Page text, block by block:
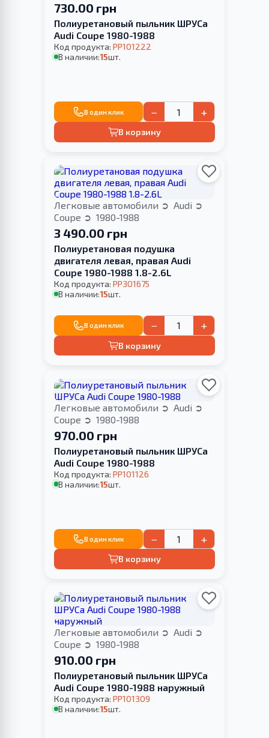
730.00 грн
Полиуретановый пыльник ШРУСа
Audi Coupe 1980-1988
Код продукта: PP101222
В наличии:15шт.
В один клик − +
В корзину
Легковые автомобили
Audi
Coupe
1980-1988
3 490.00 грн
Полиуретановая подушка
двигателя левая, правая Audi
Coupe 1980-1988 1.8-2.6L
Код продукта: PP301675
В наличии:15шт.
В один клик − +
В корзину
Легковые автомобили
Audi
Coupe
1980-1988
970.00 грн
Полиуретановый пыльник ШРУСа
Audi Coupe 1980-1988
Код продукта: PP101126
В наличии:15шт.
В один клик − +
В корзину
Легковые автомобили
Audi
Coupe
1980-1988
910.00 грн
Полиуретановый пыльник ШРУСа
Audi Coupe 1980-1988 наружный
Код продукта: PP101309
В наличии:15шт.